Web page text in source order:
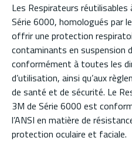
Les Respirateurs
Série 6000, homologués par
offrir une protection
contaminants en suspension
conformément à toutes les
d’utilisation, ainsi qu’aux
de santé et de sécurité. Le
3M de Série 6000 est
l’ANSI en matière de
protection oculaire et faciale.